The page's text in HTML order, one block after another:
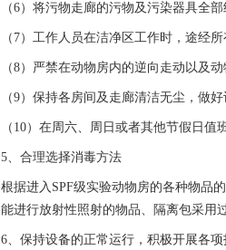
（6）将污物走廊的污物及污染器具全
（7）工作人员在洁净区工作时，途经
（8）严禁在动物房内的逆向走动以及
（9）保持各房间及走廊清洁无尘，做
（10）在周六、周日或者其他节假日
5、合理选择消毒方法
根据进入SPF级实验动物房的各种物品
能进行放射性照射的物品、隔离包采用
6、保持设备的正常运行，积极开展各